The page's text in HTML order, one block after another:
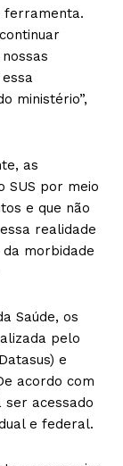
ferramenta.
ministério”,
as
SUS por meio
e que não
realidade
morbidade
Saúde, os
pelo
e
acordo com
acessado
e federal.